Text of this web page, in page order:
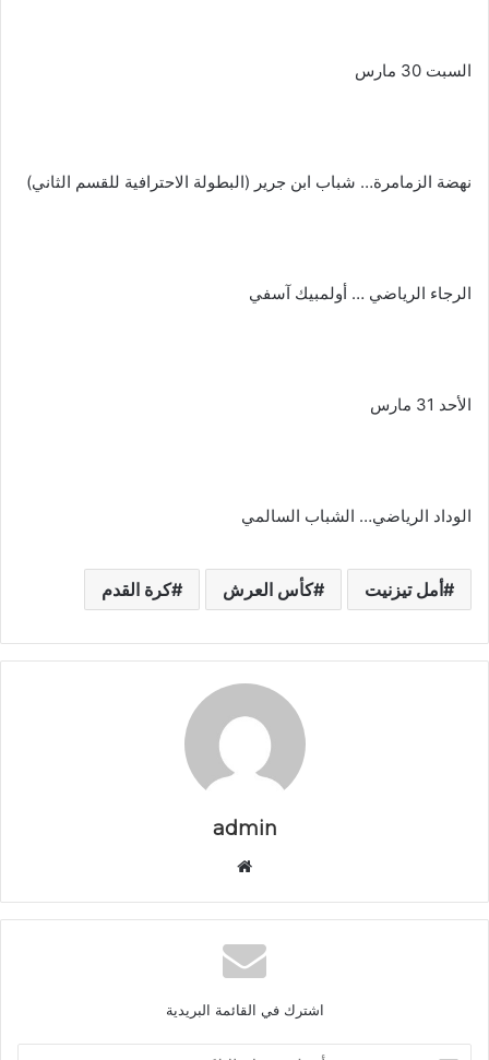
السبت 30 مارس
نهضة الزمامرة… شباب ابن جرير (البطولة الاحترافية للقسم الثاني)
الرجاء الرياضي … أولمبيك آسفي
الأحد 31 مارس
الوداد الرياضي… الشباب السالمي
أمل تيزنيت كأس العرش كرة القدم
admin
ق
ع
ا
ي
اشترك في القائمة البريدية